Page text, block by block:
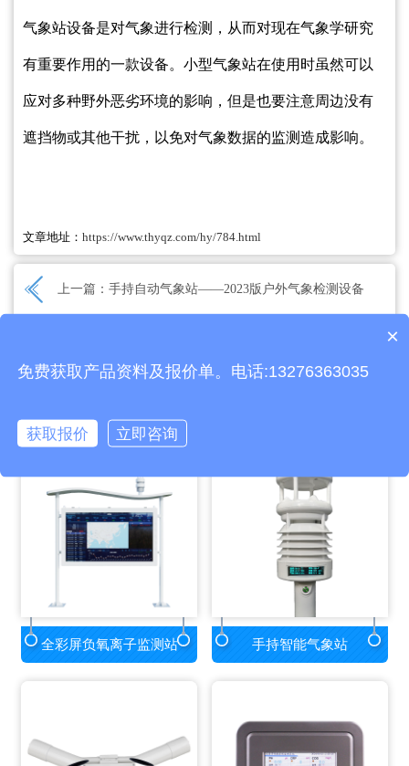
气象站设备是对气象进行检测，从而对现在气象学研究
有重要作用的一款设备。小型气象站在使用时虽然可以
应对多种野外恶劣环境的影响，但是也要注意周边没有
遮挡物或其他干扰，以免对气象数据的监测造成影响。
文章地址： https://www.thyqz.com/hy/784.html
上一篇： 手持自动气象站——2023版户外气象检测设备
全彩屏负氧离子监测站 手持智能气象站
产品包含安装吗？
×
免费获取产品资料及报价单。电话:13276363035
获取报价 立即咨询